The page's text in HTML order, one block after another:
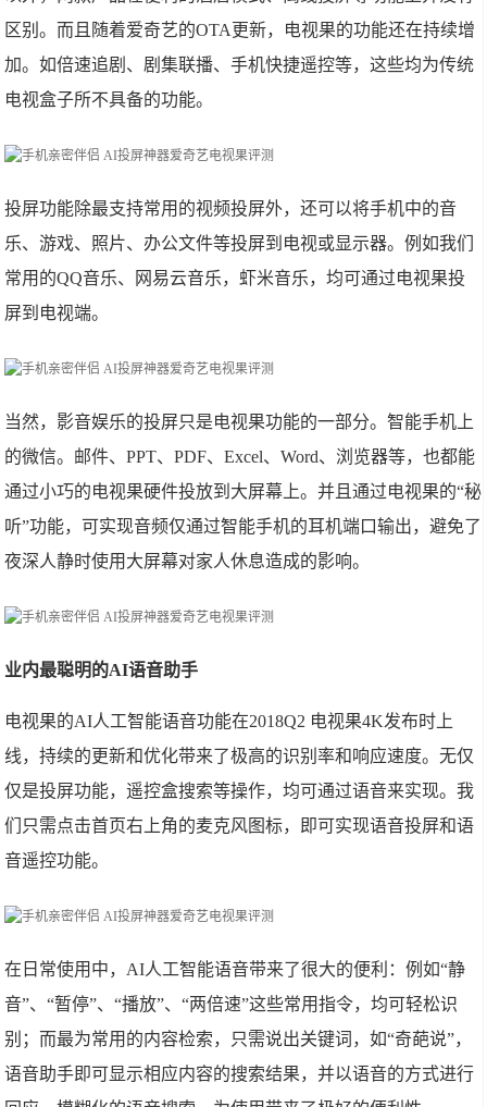
区别。而且随着爱奇艺的OTA更新，电视果的功能还在持续增
加。如倍速追剧、剧集联播、手机快捷遥控等，这些均为传统
电视盒子所不具备的功能。
投屏功能除最支持常用的视频投屏外，还可以将手机中的音
乐、游戏、照片、办公文件等投屏到电视或显示器。例如我们
常用的QQ音乐、网易云音乐，虾米音乐，均可通过电视果投
屏到电视端。
当然，影音娱乐的投屏只是电视果功能的一部分。智能手机上
的微信。邮件、PPT、PDF、Excel、Word、浏览器等，也都能
通过小巧的电视果硬件投放到大屏幕上。并且通过电视果的“秘
听”功能，可实现音频仅通过智能手机的耳机端口输出，避免了
夜深人静时使用大屏幕对家人休息造成的影响。
业内最聪明的AI语音助手
电视果的AI人工智能语音功能在2018Q2 电视果4K发布时上
线，持续的更新和优化带来了极高的识别率和响应速度。无仅
仅是投屏功能，遥控盒搜索等操作，均可通过语音来实现。我
们只需点击首页右上角的麦克风图标，即可实现语音投屏和语
音遥控功能。
在日常使用中，AI人工智能语音带来了很大的便利：例如“静
音”、“暂停”、“播放”、“两倍速”这些常用指令，均可轻松识
别；而最为常用的内容检索，只需说出关键词，如“奇葩说”，
语音助手即可显示相应内容的搜索结果，并以语音的方式进行